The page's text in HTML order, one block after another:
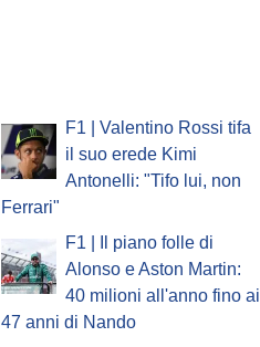
F1 | Valentino Rossi tifa
il suo erede Kimi
Antonelli: "Tifo lui, non
Ferrari"
F1 | Il piano folle di
Alonso e Aston Martin:
40 milioni all'anno fino ai
47 anni di Nando